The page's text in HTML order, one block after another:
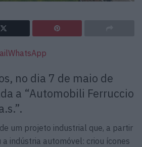
WhatsApp
no dia 7 de maio de
a “Automobili Ferruccio
um projeto industrial que, a partir
a indústria automóvel: criou ícones